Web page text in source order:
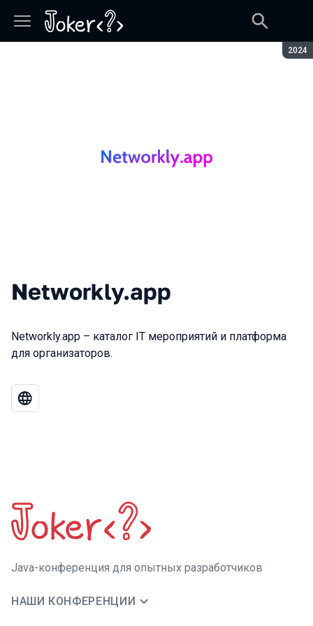
2024
Networkly.app
Networkly.app – каталог IT мероприятий и платформа
для организаторов.
Java-конференция для опытных разработчиков
НАШИ КОНФЕРЕНЦИИ